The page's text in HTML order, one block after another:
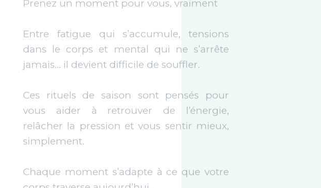
vous aider à retrouver de l’énergie,
simplement.
Chaque moment s’adapte à ce que votre
DECOUVRIR LES RITUELS DE SAISON